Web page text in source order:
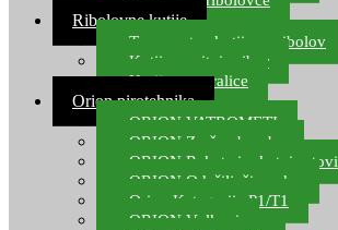
Ribolovne kutije
Transportne kutije za ribolov
Kutije za sitni pribor
Kutije za varalice
Orion pirotehnika
ORION VATROMETI
ORION Zračne bombe
ORION Rakete i raketni setovi
ORION Odašiljači zvuka
Orion Kategorija P1/T1
ORION Vulkani